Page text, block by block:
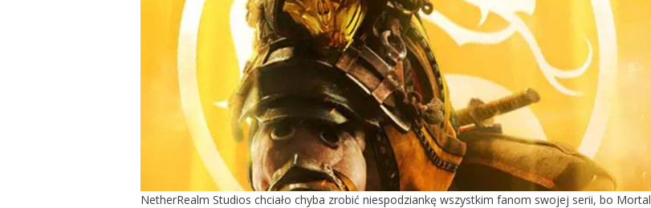
NetherRealm Studios chciało chyba zrobić niespodziankę wszystkim fanom swojej serii, bo Mortal